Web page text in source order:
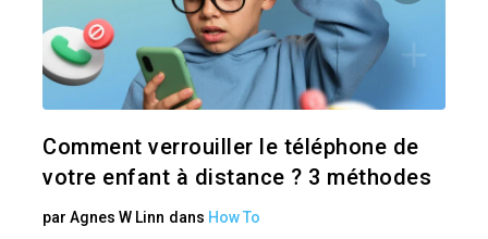
Comment verrouiller le téléphone de
votre enfant à distance ? 3 méthodes
par Agnes W Linn dans How To